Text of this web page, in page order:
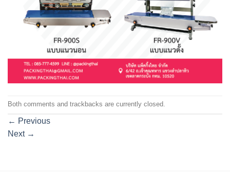
Both comments and trackbacks are currently closed.
← Previous
Next →